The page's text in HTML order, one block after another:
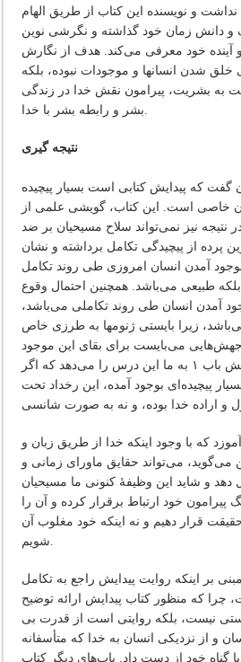
نداشت و نویسنده این کتاب از طریق الهام
و دانش زمان خود گذاشته و نگرشی نوین
آینده خود معرفی می‌کند. هدف از نگارش
خلق شدن انسانها و موجودات نبوده، بلکه
به بشریت، پیرامون نقش خدا در زندگی
بشر و رابطه بشر با خدا.
نتیجه گیری
گفت که پیدایش کتابی است بسیار پیچیده
خاصی است. این کتاب، گویشی علمی از
نیز نمی‌تواند سلاح مسیحیان بر ضد
پرده‌ از پیچیدگی تکامل برداشته و نشان
آمدن انسان امروزی طی روند تکامل
طبیعی می‌باشد. همچنین احتمال وقوع
آمدن انسان طی روند تکاملی می‌باشد،
زیرا بایستی ژنومها به طرزی خاص
جهش‌هایی می‌بایست برای بقای این موجود
موفق بوده باشند. پیدایش باب ۱ به ما این درس را می‌دهد که اگر
پیچیده‌ای بوجود آمده، این رخداد تحت
که با وجود اینکه خدا از طریق زبان و
می‌تواند حقایق ماورای زمانی و
دهد و شاید این وظیفۀ کنونی ما مسیحیان
پیرامون خود ارتباط برقرار کرده و آن را
قرار دهیم و نه اینکه خود مغلوب آن
شویم.
بر اینکه روایت پیدایش راجع به تکامل
چرا که منظور کتاب پیدایش ارائه توضیح
نیست، بلکه روایتی است از قدرت بی
و از نزدیکی انسان به خدا که متأسفانه
با گناه خود از دست داد. باب‌های دیگر کتاب